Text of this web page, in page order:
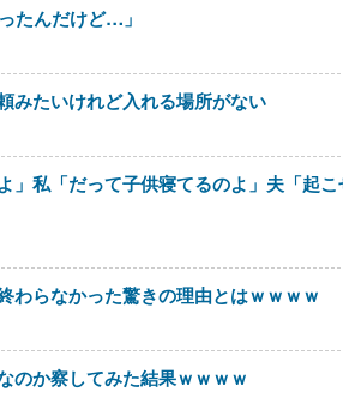
たんだけど…」
みたいけれど入れる場所がない
私「だって子供寝てるのよ」夫「起
わらなかった驚きの理由とはｗｗｗｗ
のか察してみた結果ｗｗｗｗ